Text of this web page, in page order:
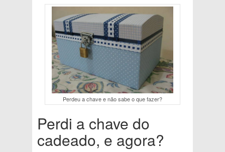
Perdeu a chave e não sabe o que fazer?
Perdi a chave do
cadeado, e agora?